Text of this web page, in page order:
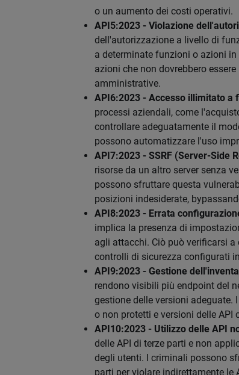
o un aumento dei costi operativi.
API5:2023 - Violazione
dell'autorizzazione a livello di
a determinate funzioni o azioni
azioni che non dovrebbero
amministrative.
API6:2023 - Accesso illimitato a
processi aziendali, come
controllare adeguatamente il
possono automatizzare l'uso
API7:2023 - SSRF (Server-Side
risorse da un altro server senza
possono sfruttare questa
posizioni indesiderate,
API8:2023 - Errata
implica la presenza di
agli attacchi. Ciò può verificarsi
controlli di sicurezza configurati
API9:2023 - Gestione
rendono visibili più endpoint del
gestione delle versioni
o non protetti e versioni delle
API10:2023 - Utilizzo delle API
delle API di terze parti e non
degli utenti. I criminali possono
parti per violare indirettamente le